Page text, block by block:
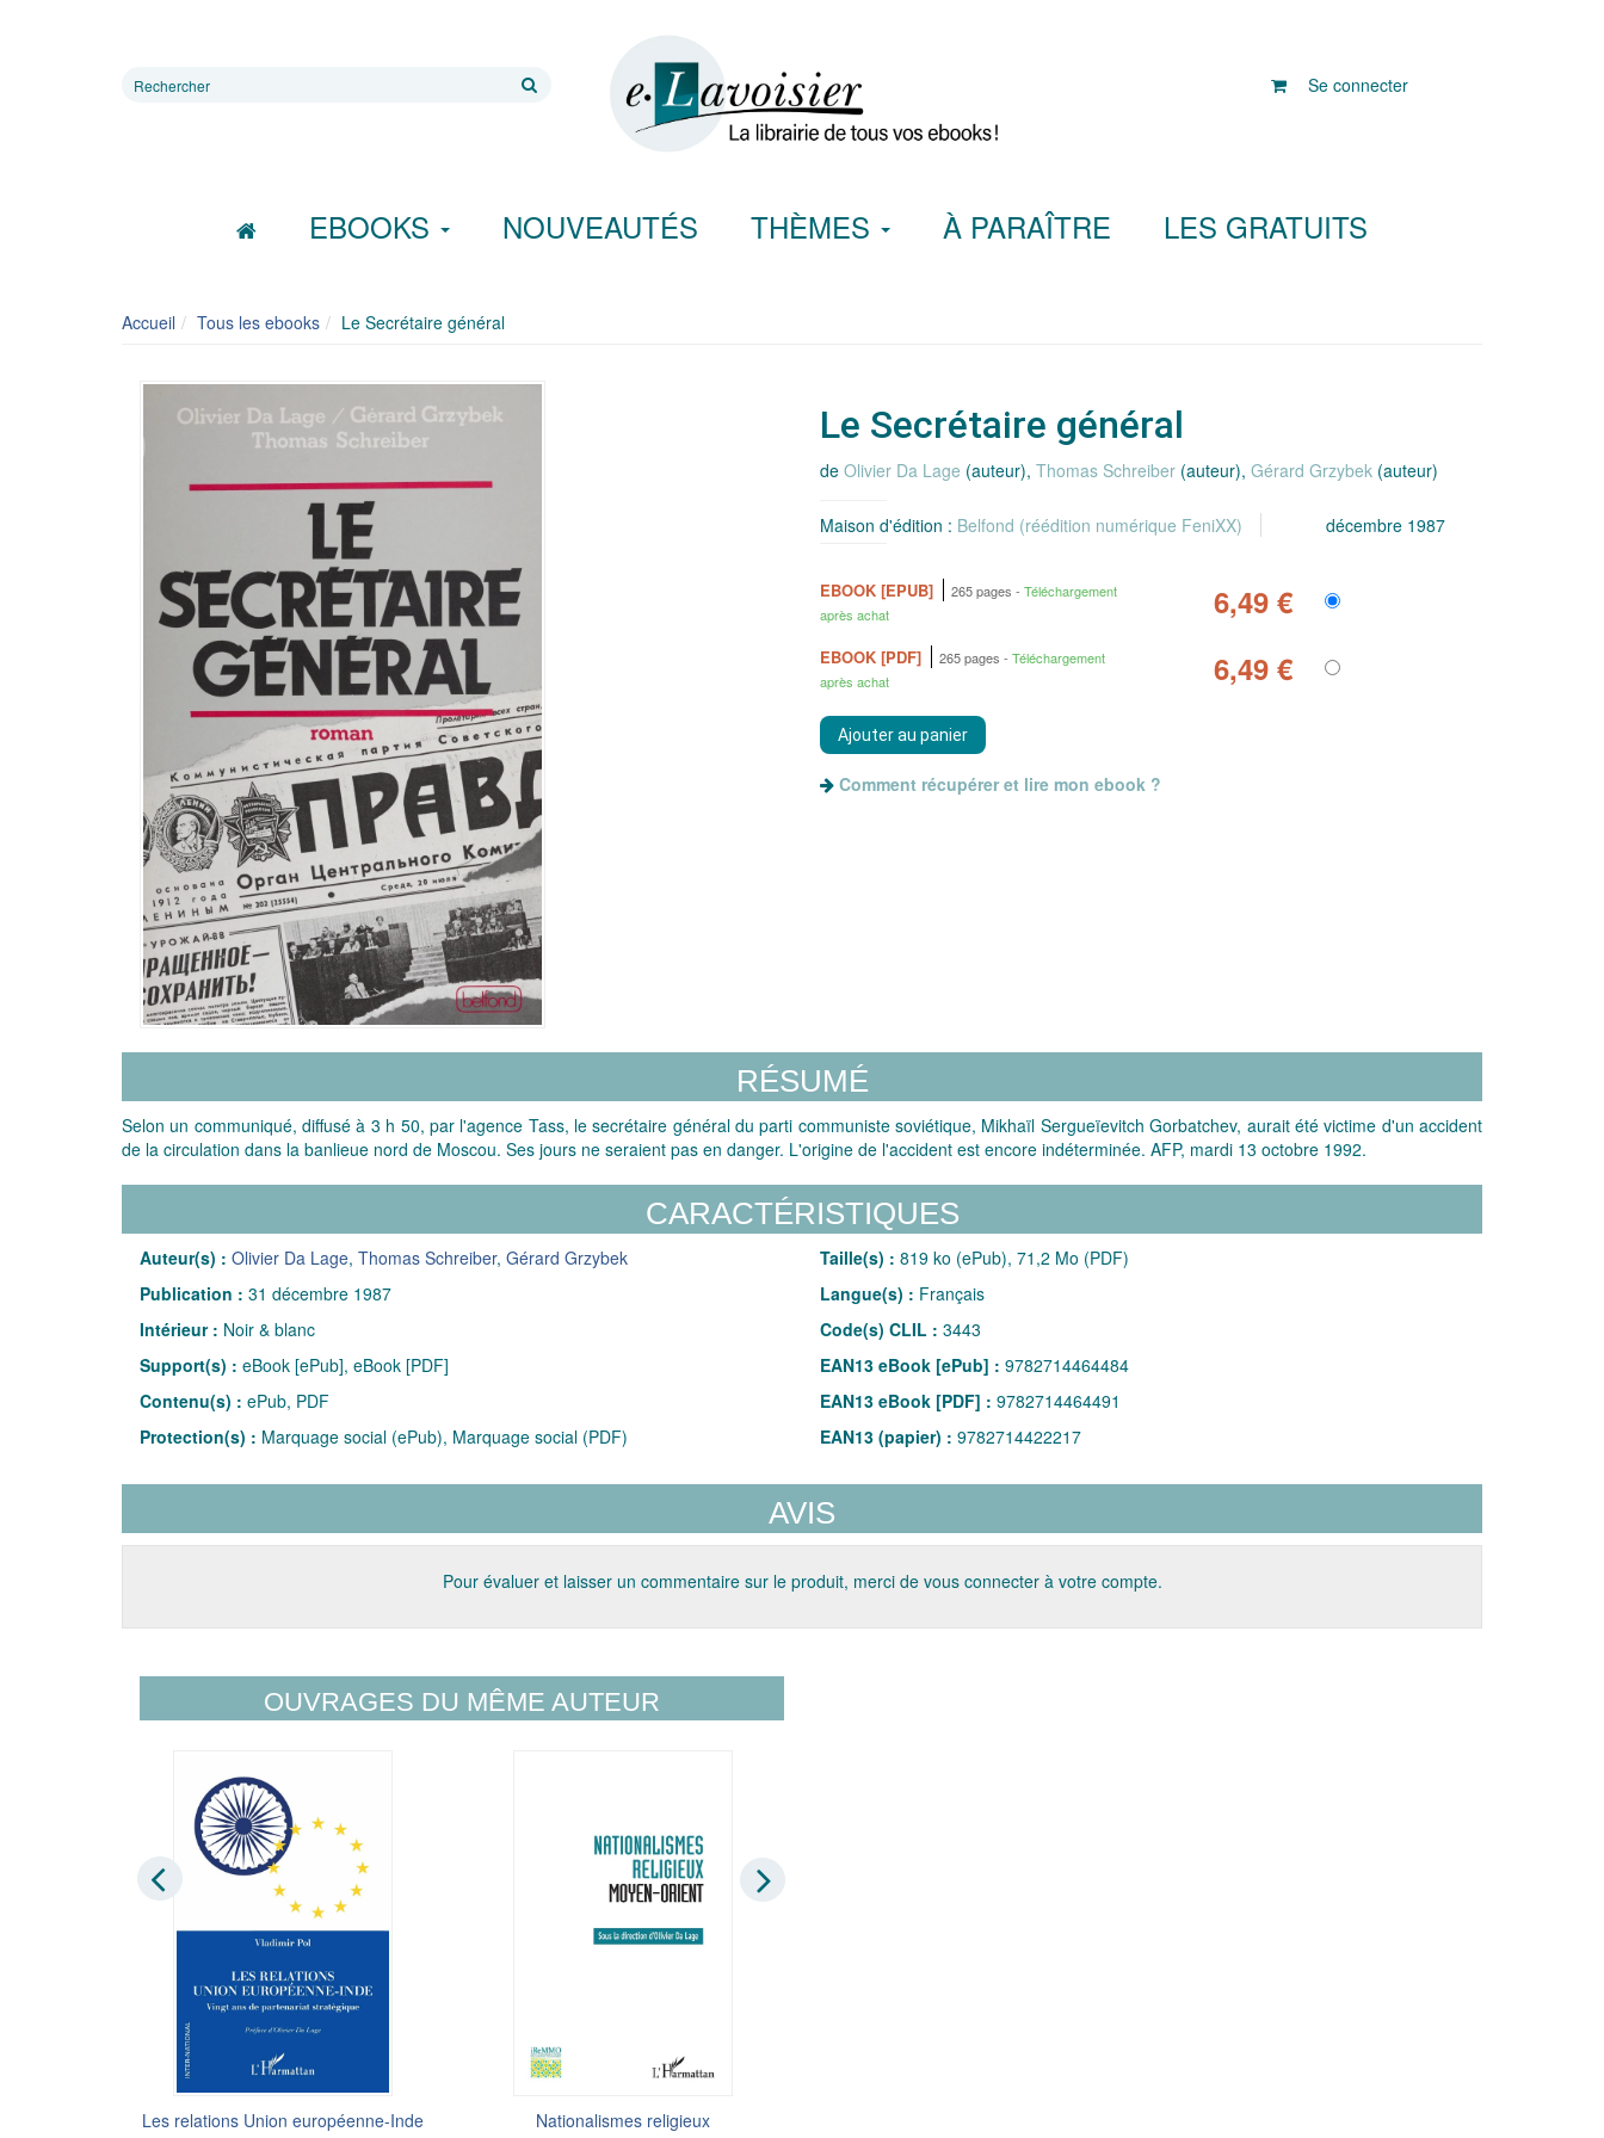
Rechercher
Se connecter
EBOOKS NOUVEAUTÉS THÈMES À PARAÎTRE LES GRATUITS
Accueil Tous les ebooks Le Secrétaire général
Le Secrétaire général
de Olivier Da Lage (auteur), Thomas Schreiber (auteur), Gérard Grzybek (auteur)
Maison d'édition : Belfond (réédition numérique FeniXX) décembre 1987
EBOOK [EPUB] 265 pages
Téléchargement
après achat
6,49 €
EBOOK [PDF] 265 pages
Téléchargement
après achat
6,49 €
Comment récupérer et lire mon ebook ?
RÉSUMÉ
Selon un communiqué, diffusé à 3 h 50, par l'agence Tass, le secrétaire général du parti communiste soviétique, Mikhaïl Sergueïevitch Gorbatchev, aurait été victime d'un accident
de la circulation dans la banlieue nord de Moscou. Ses jours ne seraient pas en danger. L'origine de l'accident est encore indéterminée. AFP, mardi 13 octobre 1992.
CARACTÉRISTIQUES
Auteur(s) : Olivier Da Lage, Thomas Schreiber, Gérard Grzybek
Publication : 31 décembre 1987
Intérieur : Noir & blanc
Support(s) : eBook [ePub], eBook [PDF]
Contenu(s) : ePub, PDF
Protection(s) : Marquage social (ePub), Marquage social (PDF)
Taille(s) : 819 ko (ePub), 71,2 Mo (PDF)
Langue(s) : Français
Code(s) CLIL : 3443
EAN13 eBook [ePub] : 9782714464484
EAN13 eBook [PDF] : 9782714464491
EAN13 (papier) : 9782714422217
AVIS
Pour évaluer et laisser un commentaire sur le produit, merci de vous connecter à votre compte.
OUVRAGES DU MÊME AUTEUR
Les relations Union européenne-Inde Nationalismes religieux